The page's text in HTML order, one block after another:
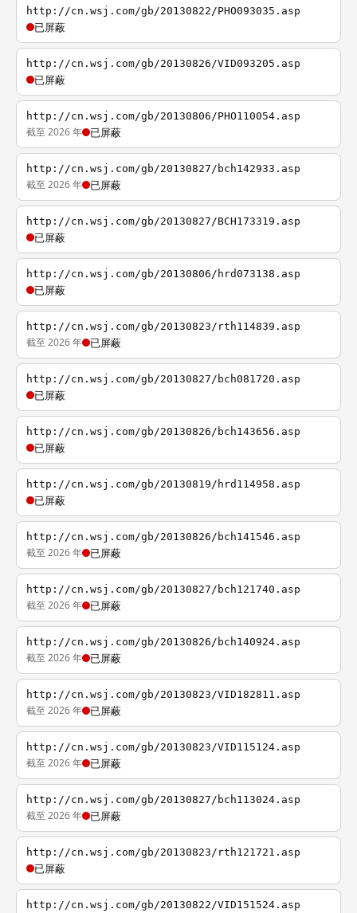
http://cn.wsj.com/gb/20130822/PHO093035.asp
已屏蔽
http://cn.wsj.com/gb/20130826/VID093205.asp
已屏蔽
http://cn.wsj.com/gb/20130806/PHO110054.asp
截至 2026 年 已屏蔽
http://cn.wsj.com/gb/20130827/bch142933.asp
截至 2026 年 已屏蔽
http://cn.wsj.com/gb/20130827/BCH173319.asp
已屏蔽
http://cn.wsj.com/gb/20130806/hrd073138.asp
已屏蔽
http://cn.wsj.com/gb/20130823/rth114839.asp
截至 2026 年 已屏蔽
http://cn.wsj.com/gb/20130827/bch081720.asp
已屏蔽
http://cn.wsj.com/gb/20130826/bch143656.asp
已屏蔽
http://cn.wsj.com/gb/20130819/hrd114958.asp
已屏蔽
http://cn.wsj.com/gb/20130826/bch141546.asp
截至 2026 年 已屏蔽
http://cn.wsj.com/gb/20130827/bch121740.asp
截至 2026 年 已屏蔽
http://cn.wsj.com/gb/20130826/bch140924.asp
截至 2026 年 已屏蔽
http://cn.wsj.com/gb/20130823/VID182811.asp
截至 2026 年 已屏蔽
http://cn.wsj.com/gb/20130823/VID115124.asp
截至 2026 年 已屏蔽
http://cn.wsj.com/gb/20130827/bch113024.asp
截至 2026 年 已屏蔽
http://cn.wsj.com/gb/20130823/rth121721.asp
已屏蔽
http://cn.wsj.com/gb/20130822/VID151524.asp